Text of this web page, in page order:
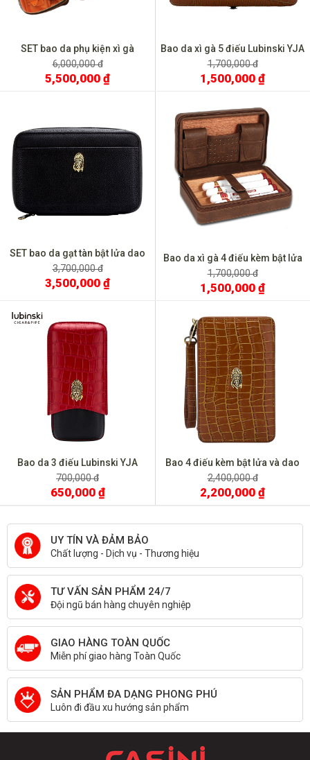
SET bao da phụ kiện xì gà
Jifeng JF 502
6,000,000 đ
5,500,000 ₫
Bao da xì gà 5 điếu Lubinski YJA
5009
1,700,000 đ
1,500,000 ₫
SET bao da gạt tàn bật lửa dao
cắt Lubinski
3,700,000 đ
3,500,000 ₫
Bao da xì gà 4 điếu kèm bật lửa
và dao cắt T116
1,700,000 đ
1,500,000 ₫
Bao da 3 điếu Lubinski YJA
5000
700,000 đ
650,000 ₫
Bao 4 điếu kèm bật lửa và dao
cắt Lubinski
2,400,000 đ
2,200,000 ₫
UY TÍN VÀ ĐẢM BẢO
Chất lượng - Dịch vụ - Thương hiệu
TƯ VẤN SẢN PHẨM 24/7
Đội ngũ bán hàng chuyên nghiệp
GIAO HÀNG TOÀN QUỐC
Miễn phí giao hàng Toàn Quốc
SẢN PHẨM ĐA DẠNG PHONG PHÚ
Luôn đi đầu xu hướng sản phẩm